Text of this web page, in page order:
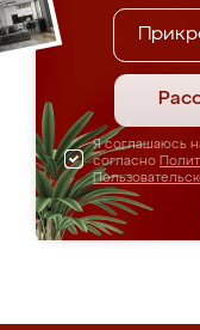
Я соглашаюсь
согласно